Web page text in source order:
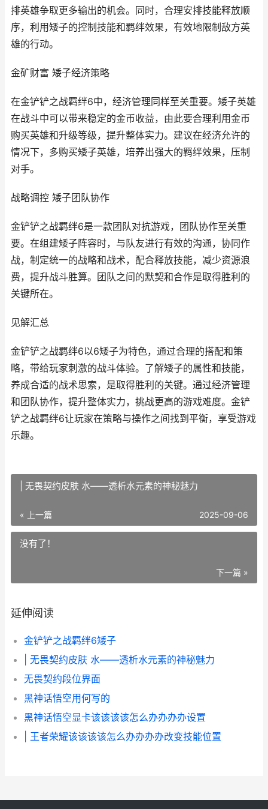
排英雄争取更多输出的机会。同时，合理安排技能释放顺
序，利用矮子的控制技能和羁绊效果，有效地限制敌方英
雄的行动。
金矿财富 矮子经济策略
在金铲铲之战羁绊6中，经济管理同样至关重要。矮子英雄
在战斗中可以带来稳定的金币收益，由此要合理利用金币
购买英雄和升级等级，提升整体实力。建议在经济允许的
情况下，多购买矮子英雄，培养出强大的羁绊效果，压制
对手。
战略调控 矮子团队协作
金铲铲之战羁绊6是一款团队对抗游戏，团队协作至关重
要。在组建矮子阵容时，与队友进行有效的沟通，协同作
战，制定统一的战略和战术，配合释放技能，减少资源浪
费，提升战斗胜算。团队之间的默契和合作是取得胜利的
关键所在。
见解汇总
金铲铲之战羁绊6以6矮子为特色，通过合理的搭配和策
略，带给玩家刺激的战斗体验。了解矮子的属性和技能，
养成合适的战术思索，是取得胜利的关键。通过经济管理
和团队协作，提升整体实力，挑战更高的游戏难度。金铲
铲之战羁绊6让玩家在策略与操作之间找到平衡，享受游戏
乐趣。
| 无畏契约皮肤 水——透析水元素的神秘魅力
« 上一篇 2025-09-06
没有了！
下一篇 »
延伸阅读
金铲铲之战羁绊6矮子
| 无畏契约皮肤 水——透析水元素的神秘魅力
无畏契约段位界面
黑神话悟空用何写的
黑神话悟空显卡该该该该怎么办办办办设置
| 王者荣耀该该该该怎么办办办办改变技能位置